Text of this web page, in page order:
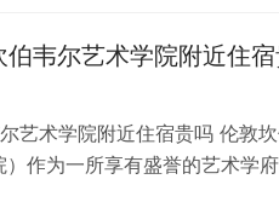
韦尔艺术学院附近住
艺术学院附近住宿贵吗 伦敦
作为一所享有盛誉的艺术学府
…